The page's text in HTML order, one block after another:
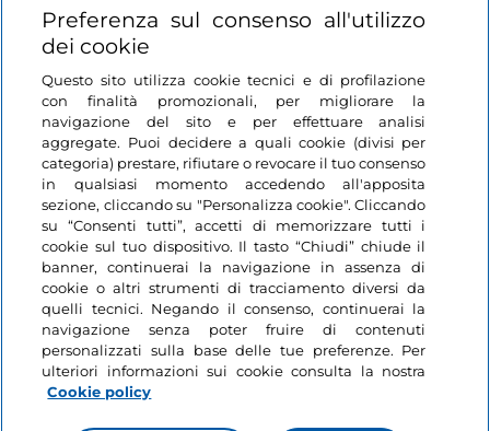
Login
Restiamo in contatto
Preferenza sul consenso all'utilizzo
dei cookie
Questo sito utilizza cookie tecnici e di profilazione
con finalità promozionali, per migliorare la
navigazione del sito e per effettuare analisi
aggregate. Puoi decidere a quali cookie (divisi per
categoria) prestare, rifiutare o revocare il tuo consenso
in qualsiasi momento accedendo all'apposita
sezione, cliccando su "Personalizza cookie". Cliccando
su “Consenti tutti”, accetti di memorizzare tutti i
cookie sul tuo dispositivo. Il tasto “Chiudi” chiude il
banner, continuerai la navigazione in assenza di
cookie o altri strumenti di tracciamento diversi da
quelli tecnici. Negando il consenso, continuerai la
navigazione senza poter fruire di contenuti
personalizzati sulla base delle tue preferenze. Per
ulteriori informazioni sui cookie consulta la nostra
Cookie policy